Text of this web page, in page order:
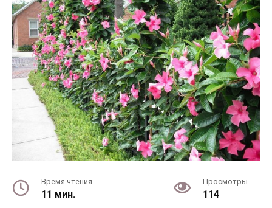
Время чтения
11 мин.
Просмотры
114